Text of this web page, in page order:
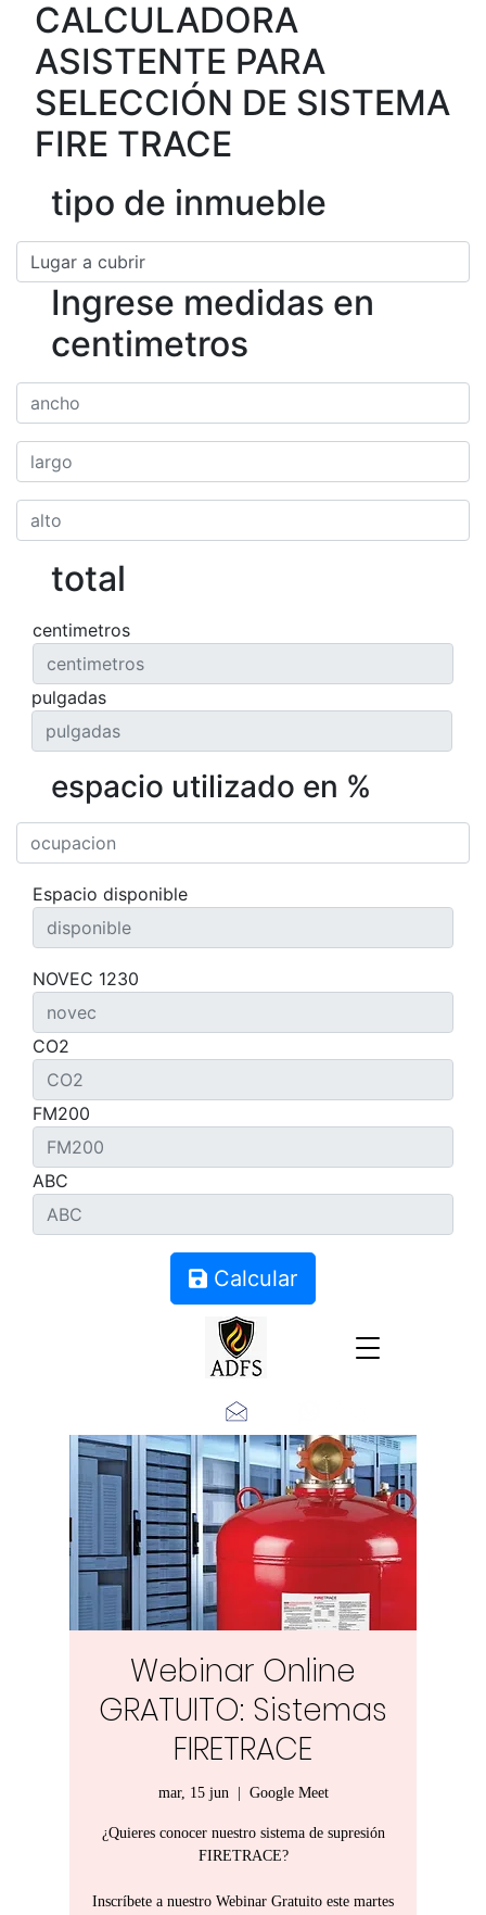
CALCULADORA
ASISTENTE PARA
SELECCIÓN DE SISTEMA
FIRE TRACE
tipo de inmueble
Ingrese medidas en
centimetros
total
centimetros
pulgadas
espacio utilizado en %
Espacio disponible
NOVEC 1230
CO2
FM200
ABC
Calcular
Webinar Online
GRATUITO: Sistemas
FIRETRACE
mar, 15 jun
  |
Google Meet
¿Quieres conocer nuestro sistema de supresión
FIRETRACE?
Inscríbete a nuestro Webinar Gratuito este martes